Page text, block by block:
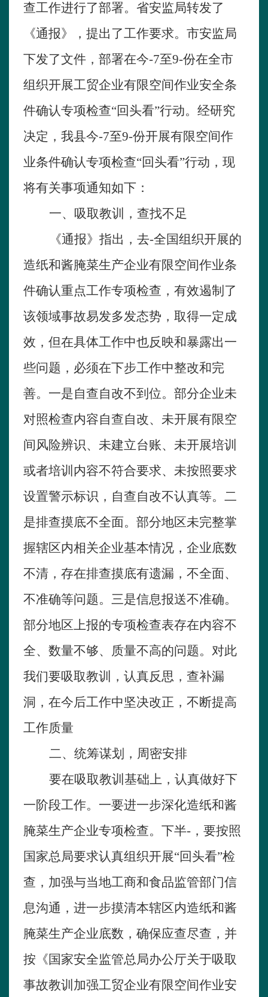
查工作进行了部署。省安监局转发了
《通报》，提出了工作要求。市安监局
下发了文件，部署在今-7至9-份在全市
组织开展工贸企业有限空间作业安全条
件确认专项检查“回头看”行动。经研究
决定，我县今-7至9-份开展有限空间作
业条件确认专项检查“回头看”行动，现
将有关事项通知如下：
一、吸取教训，查找不足
《通报》指出，去-全国组织开展的
造纸和酱腌菜生产企业有限空间作业条
件确认重点工作专项检查，有效遏制了
该领域事故易发多发态势，取得一定成
效，但在具体工作中也反映和暴露出一
些问题，必须在下步工作中整改和完
善。一是自查自改不到位。部分企业未
对照检查内容自查自改、未开展有限空
间风险辨识、未建立台账、未开展培训
或者培训内容不符合要求、未按照要求
设置警示标识，自查自改不认真等。二
是排查摸底不全面。部分地区未完整掌
握辖区内相关企业基本情况，企业底数
不清，存在排查摸底有遗漏，不全面、
不准确等问题。三是信息报送不准确。
部分地区上报的专项检查表存在内容不
全、数量不够、质量不高的问题。对此
我们要吸取教训，认真反思，查补漏
洞，在今后工作中坚决改正，不断提高
工作质量
二、统筹谋划，周密安排
要在吸取教训基础上，认真做好下
一阶段工作。一要进一步深化造纸和酱
腌菜生产企业专项检查。下半-，要按照
国家总局要求认真组织开展“回头看”检
查，加强与当地工商和食品监管部门信
息沟通，进一步摸清本辖区内造纸和酱
腌菜生产企业底数，确保应查尽查，并
按《国家安全监管总局办公厅关于吸取
事故教训加强工贸企业有限空间作业安